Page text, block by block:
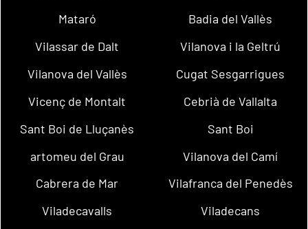
Mataró
Badia del Vallès
Vilassar de Dalt
Vilanova i la Geltrú
Vilanova del Vallès
Cugat Sesgarrigues
Vicenç de Montalt
Cebrià de Vallalta
Sant Boi de Lluçanès
Sant Boi
artomeu del Grau
Vilanova del Camí
Cabrera de Mar
Vilafranca del Penedès
Viladecavalls
Viladecans